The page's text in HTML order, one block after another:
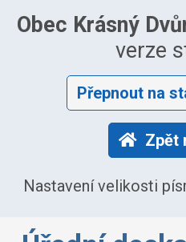
Obec Krásný
verze
Přepnout na
Zpět
Nastavení velikosti